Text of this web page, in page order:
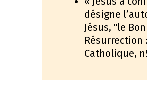
désigne
Jésus, "le
Résurrection
Catholique,